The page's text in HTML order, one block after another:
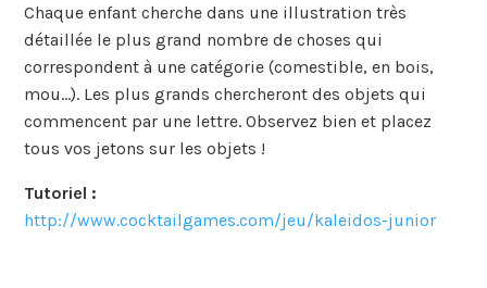
Chaque enfant cherche dans une illustration très
détaillée le plus grand nombre de choses qui
correspondent à une catégorie (comestible, en bois,
mou…). Les plus grands chercheront des objets qui
commencent par une lettre. Observez bien et placez
tous vos jetons sur les objets !
Tutoriel :
http://www.cocktailgames.com/jeu/kaleidos-junior